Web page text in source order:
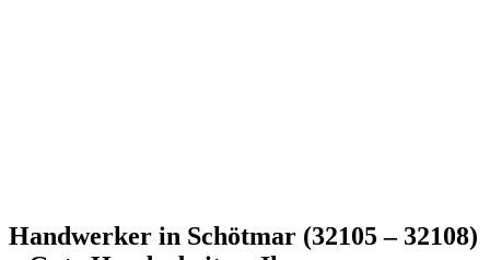
Handwerker in Schötmar (32105 – 32108)